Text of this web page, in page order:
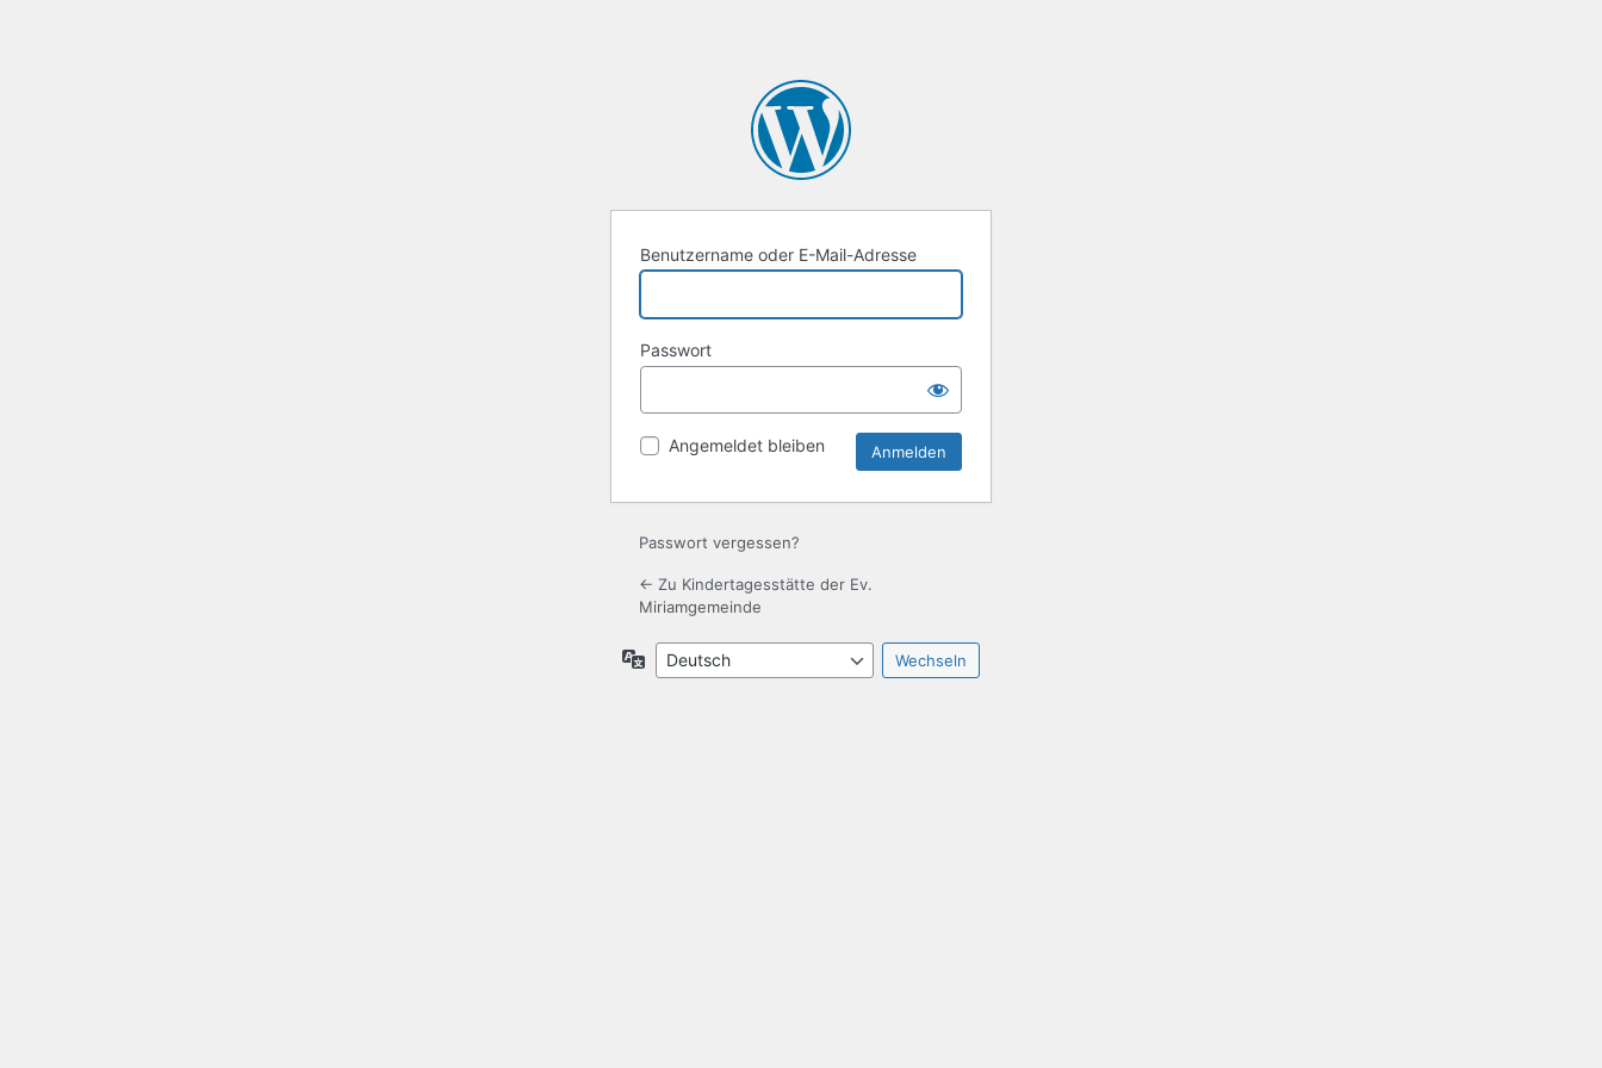
Benutzername oder E-Mail-Adresse
Passwort
Angemeldet bleiben
Passwort vergessen?
← Zu Kindertagesstätte der Ev.
Miriamgemeinde
Sprache